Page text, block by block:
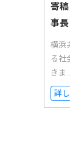
寄
事
横浜
る社
きま...
詳